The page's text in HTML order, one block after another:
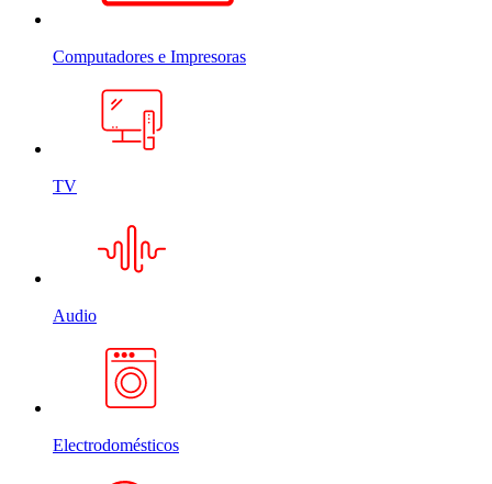
Computadores e Impresoras
TV
Audio
Electrodomésticos